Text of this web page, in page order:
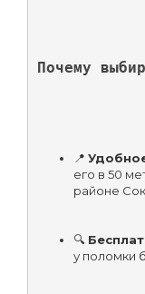
Почему
📍
его в 50
районе
🔍
у поломки